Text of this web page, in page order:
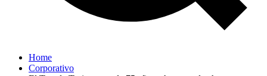
Home
Corporativo